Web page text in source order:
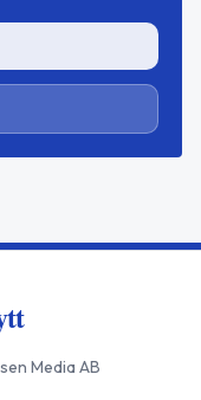
Media AB